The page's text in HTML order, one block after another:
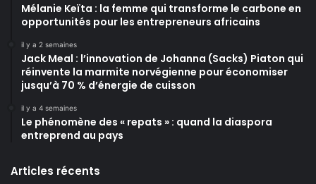
Mélanie Keïta : la femme qui transforme le carbone en
opportunités pour les entrepreneurs africains
il y a 2 semaines
Jack Meal : l’innovation de Johanna (Sacks) Piaton qui
réinvente la marmite norvégienne pour économiser
jusqu’à 70 % d’énergie de cuisson
il y a 4 semaines
Le phénomène des « repats » : quand la diaspora
entreprend au pays
Articles récents